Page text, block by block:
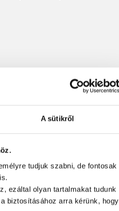
A sütikről
tudjuk szabni, de fontosak
ezáltal olyan tartalmakat tudunk
biztosításához arra kérünk, hogy